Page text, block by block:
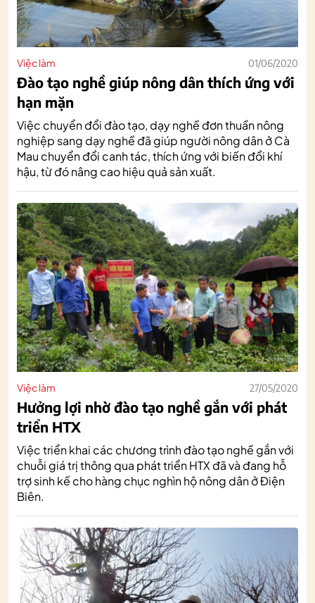
Việc làm 01/06/2020
Đào tạo nghề giúp nông dân thích ứng với
hạn mặn
Việc chuyển đổi đào tạo, dạy nghề đơn thuần nông
nghiệp sang dạy nghề đã giúp người nông dân ở Cà
Mau chuyển đổi canh tác, thích ứng với biến đổi khí
hậu, từ đó nâng cao hiệu quả sản xuất.
Việc làm 27/05/2020
Hưởng lợi nhờ đào tạo nghề gắn với phát
triển HTX
Việc triển khai các chương trình đào tạo nghề gắn với
chuỗi giá trị thông qua phát triển HTX đã và đang hỗ
trợ sinh kế cho hàng chục nghìn hộ nông dân ở Điện
Biên.